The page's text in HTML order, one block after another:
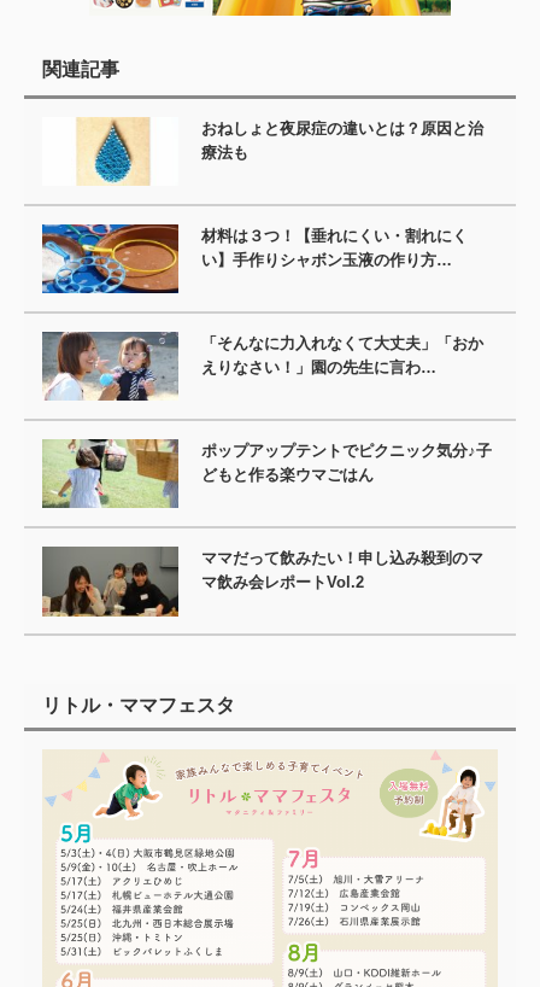
関連記事
おねしょと夜尿症の違いとは？原因と治
療法も
材料は３つ！【垂れにくい・割れにく
い】手作りシャボン玉液の作り方…
「そんなに力入れなくて大丈夫」「おか
えりなさい！」園の先生に言わ…
ポップアップテントでピクニック気分♪子
どもと作る楽ウマごはん
ママだって飲みたい！申し込み殺到のマ
マ飲み会レポートVol.2
リトル・ママフェスタ